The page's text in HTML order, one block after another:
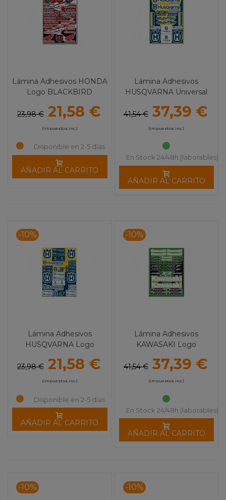
Lámina Adhesivos HONDA
Logo BLACKBIRD
23,98 € 21,58 €
(impuestos inc.)
Disponible en 2-5 días
AÑADIR AL CARRITO
Lámina Adhesivos
HUSQVARNA Universal
41,54 € 37,39 €
(impuestos inc.)
En Stock 24/48h (laborables)
AÑADIR AL CARRITO
-10%
Lámina Adhesivos
HUSQVARNA Logo
23,98 € 21,58 €
(impuestos inc.)
Disponible en 2-5 días
AÑADIR AL CARRITO
-10%
Lámina Adhesivos
KAWASAKI Logo
41,54 € 37,39 €
(impuestos inc.)
En Stock 24/48h (laborables)
AÑADIR AL CARRITO
-10% -10%